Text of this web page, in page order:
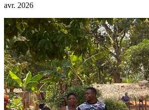
avr. 2026